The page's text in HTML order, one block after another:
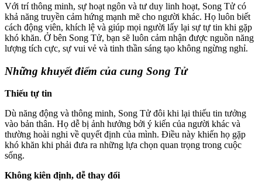
Với trí thông minh, sự hoạt ngôn và tư duy linh hoạt, Song Tử có
khả năng truyền cảm hứng mạnh mẽ cho người khác. Họ luôn biết
cách động viên, khích lệ và giúp mọi người lấy lại sự tự tin khi gặp
khó khăn. Ở bên Song Tử, bạn sẽ luôn cảm nhận được nguồn năng
lượng tích cực, sự vui vẻ và tinh thần sáng tạo không ngừng nghỉ.
Những khuyết điểm của cung Song Tử
Thiếu tự tin
Dù năng động và thông minh, Song Tử đôi khi lại thiếu tin tưởng
vào bản thân. Họ dễ bị ảnh hưởng bởi ý kiến của người khác và
thường hoài nghi về quyết định của mình. Điều này khiến họ gặp
khó khăn khi phải đưa ra những lựa chọn quan trọng trong cuộc
sống.
Không kiên định, dễ thay đổi